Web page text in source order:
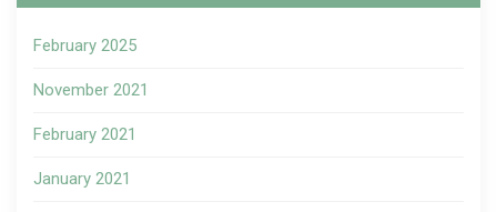
February 2025
November 2021
February 2021
January 2021